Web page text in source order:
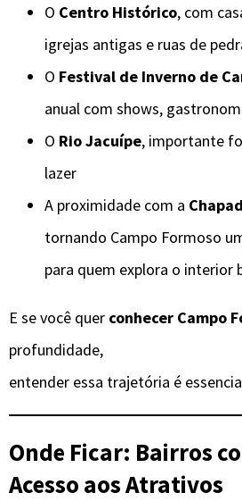
O Centro Histórico, com
igrejas antigas e ruas de
O Festival de Inverno de
anual com shows,
O Rio Jacuípe, importante
lazer
A proximidade com a
tornando Campo Formoso
para quem explora o interior
E se você quer conhecer Campo
profundidade,
entender essa trajetória é
Onde Ficar: Bairros
Acesso aos Atrativos